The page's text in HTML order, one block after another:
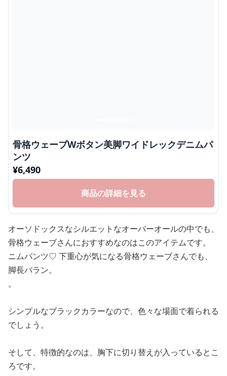
骨格ウェーブWボタン美脚ワイドレックデニムパ
ンツ
¥6,490
商品の詳細を見る
オーソドックスなシルエットなオーバーオールの中でも、
骨格ウェーブさんにおすすめなのはこのアイテムです。
ニムパンツ♡ 下重心が気になる骨格ウェーブさんでも、
脚長バラン。
。
シンプルなブラックカラーなので、色々な場面で着られる
でしょう。
そして、特徴的なのは、胸下に切り替えが入っているとこ
ろです。